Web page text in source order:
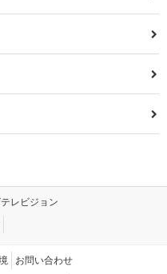
レビジョン
お問い合わせ